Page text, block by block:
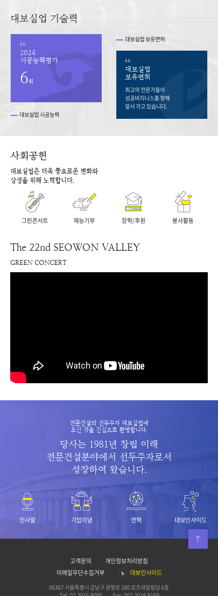
대보실업 기술력
2024
시공능력평가
6위
대보실업 시공능력
대보실업 보유면허
대보실업
보유면허
최고의 전문가들이
성공비지니스를 향해
앞서 가고 있습니다.
사회공헌
대보실업은 더욱 풍요로운 변화와
상생을 위해 노력합니다.
그린콘서트 재능기부 장학/후원 봉사활동
The 22nd SEOWON VALLEY
GREEN CONCERT
전문건설의 선두주자 대보실업에
오신 것을 진심으로 환영합니다.
당사는 1981년 창립 이래
전문건설분야에서 선두주자로서
성장하여 왔습니다.
인사말 기업이념 연혁 대보인사이드
고객문의
개인정보처리방침
이메일무단수집거부
대보인사이드
06367 서울특별시 강남구 광평로 280 로즈데일빌딩 6층